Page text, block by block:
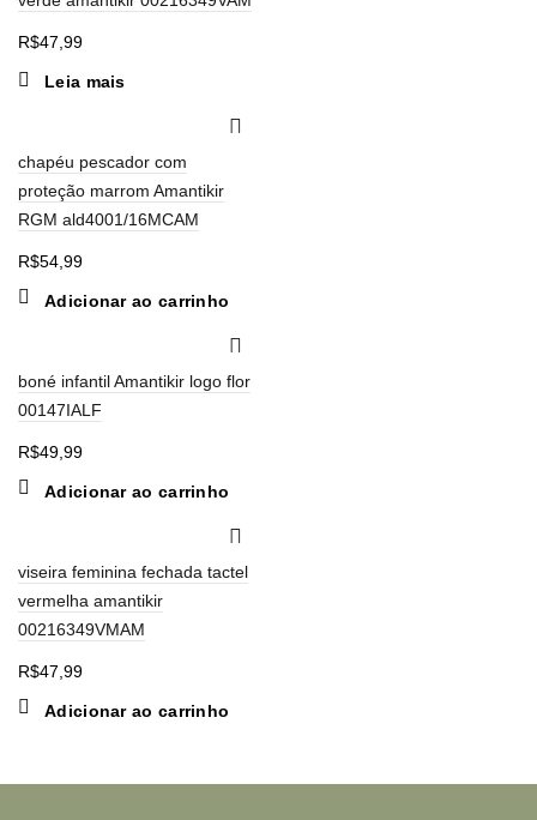
R$47,99
Leia mais
chapéu pescador com
proteção marrom Amantikir
RGM ald4001/16MCAM
R$54,99
Adicionar ao carrinho
boné infantil Amantikir logo flor
00147IALF
R$49,99
Adicionar ao carrinho
viseira feminina fechada tactel
vermelha amantikir
00216349VMAM
R$47,99
Adicionar ao carrinho